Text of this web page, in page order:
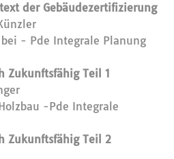
der Gebäudezertifizierung
- Pde Integrale Planung
Zukunftsfähig Teil 1
-Pde Integrale
Zukunftsfähig Teil 2